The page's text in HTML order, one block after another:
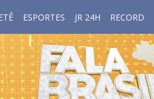
ESPORTES JR 24H RECORD